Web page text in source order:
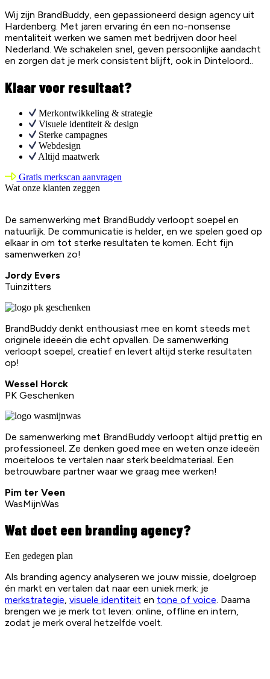
Wij zijn BrandBuddy, een gepassioneerd design agency uit
Hardenberg. Met jaren ervaring én een no-nonsense
mentaliteit werken we samen met bedrijven door heel
Nederland. We schakelen snel, geven persoonlijke aandacht
en zorgen dat je merk consistent blijft, ook in Dinteloord..
Klaar voor resultaat?
Merkontwikkeling & strategie
Visuele identiteit & design
Sterke campagnes
Webdesign
Altijd maatwerk
Gratis merkscan aanvragen
Wat onze klanten zeggen
De samenwerking met BrandBuddy verloopt soepel en
natuurlijk. De communicatie is helder, en we spelen goed op
elkaar in om tot sterke resultaten te komen. Echt fijn
samenwerken zo!
Jordy Evers
Tuinzitters
BrandBuddy denkt enthousiast mee en komt steeds met
originele ideeën die echt opvallen. De samenwerking
verloopt soepel, creatief en levert altijd sterke resultaten
op!
Wessel Horck
PK Geschenken
De samenwerking met BrandBuddy verloopt altijd prettig en
professioneel. Ze denken goed mee en weten onze ideeën
moeiteloos te vertalen naar sterk beeldmateriaal. Een
betrouwbare partner waar we graag mee werken!
Pim ter Veen
WasMijnWas
Wat doet een branding agency?
Een gedegen plan
Als branding agency analyseren we jouw missie, doelgroep
én markt en vertalen dat naar een uniek merk: je
merkstrategie, visuele identiteit en tone of voice. Daarna
brengen we je merk tot leven: online, offline en intern,
zodat je merk overal hetzelfde voelt.